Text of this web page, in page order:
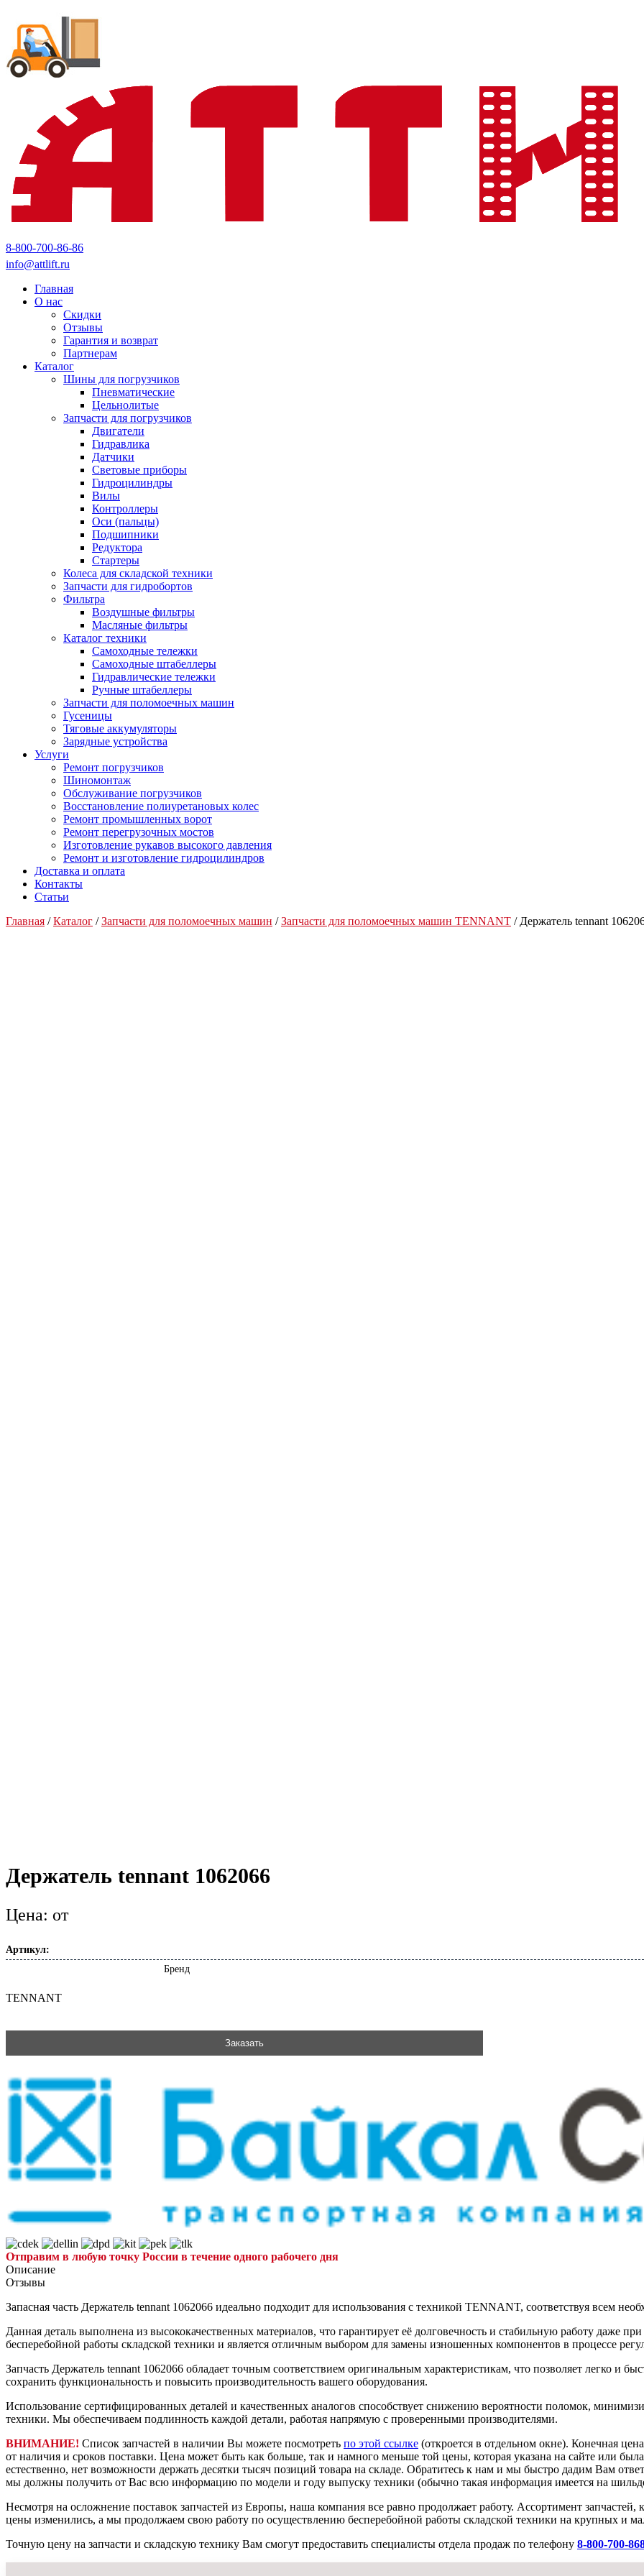
8-800-700-86-86
info@attlift.ru
Главная
О нас
Скидки
Отзывы
Гарантия и возврат
Партнерам
Каталог
Шины для погрузчиков
Пневматические
Цельнолитые
Запчасти для погрузчиков
Двигатели
Гидравлика
Датчики
Световые приборы
Гидроцилиндры
Вилы
Контроллеры
Оси (пальцы)
Подшипники
Редуктора
Стартеры
Колеса для складской техники
Запчасти для гидробортов
Фильтра
Воздушные фильтры
Масляные фильтры
Каталог техники
Самоходные тележки
Самоходные штабеллеры
Гидравлические тележки
Ручные штабеллеры
Запчасти для поломоечных машин
Гусеницы
Тяговые аккумуляторы
Зарядные устройства
Услуги
Ремонт погрузчиков
Шиномонтаж
Обслуживание погрузчиков
Восстановление полиуретановых колес
Ремонт промышленных ворот
Ремонт перегрузочных мостов
Изготовление рукавов высокого давления
Ремонт и изготовление гидроцилиндров
Доставка и оплата
Контакты
Статьи
Главная /Каталог /Запчасти для поломоечных машин /Запчасти для поломоечных машин TENNANT / Держатель tennant
Держатель tennant 1062066
от
Артикул:
Бренд
TENNANT
Заказать
Отправим в любую точку России в течение одного рабочего дня
Описание
Отзывы
Запасная часть Держатель tennant 1062066 идеально подходит для использования с техникой TENNANT, соответствуя всем
Данная деталь выполнена из высококачественных материалов, что гарантирует её долговечность и стабильную работу даже
бесперебойной работы складской техники и является отличным выбором для замены изношенных компонентов в процессе
Запчасть Держатель tennant 1062066 обладает точным соответствием оригинальным характеристикам, что позволяет легко и
сохранить функциональность и повысить производительность вашего оборудования.
Использование сертифицированных деталей и качественных аналогов способствует снижению вероятности поломок,
техники. Мы обеспечиваем подлинность каждой детали, работая напрямую с проверенными производителями.
ВНИМАНИЕ! Список запчастей в наличии Вы можете посмотреть по этой ссылке (откроется в отдельном окне). Конечная
от наличия и сроков поставки. Цена может быть как больше, так и намного меньше той цены, которая указана на сайте или
естественно, нет возможности держать десятки тысяч позиций товара на складе. Обратитесь к нам и мы быстро дадим Вам
мы должны получить от Вас всю информацию по модели и году выпуску техники (обычно такая информация имеется на
Несмотря на осложнение поставок запчастей из Европы, наша компания все равно продолжает работу. Ассортимент
цены изменились, а мы продолжаем свою работу по осуществлению бесперебойной работы складской техники на крупных и
Точную цену на запчасти и складскую технику Вам смогут предоставить специалисты отдела продаж по телефону 8-800-700-